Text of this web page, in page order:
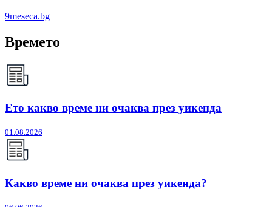
9meseca.bg
Времето
Ето какво време ни очаква през уикенда
01.08.2026
Какво време ни очаква през уикенда?